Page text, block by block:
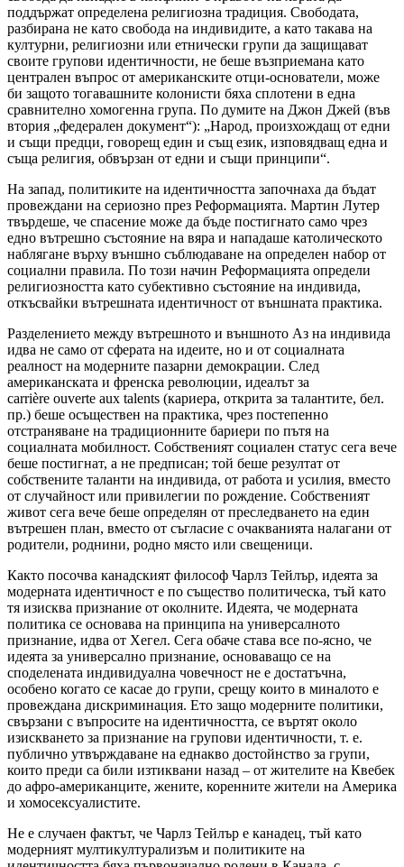
поддържат определена религиозна традиция. Свободата,
разбирана не като свобода на индивидите, а като такава на
културни, религиозни или етнически групи да защищават
своите групови идентичности, не беше възприемана като
централен въпрос от американските отци-основатели, може
би защото тогавашните колонисти бяха сплотени в една
сравнително хомогенна група. По думите на Джон Джей (във
втория „федерален документ“): „Народ, произхождащ от едни
и същи предци, говорещ един и същ език, изповядващ една и
съща религия, обвързан от едни и същи принципи“.
На запад, политиките на идентичността започнаха да бъдат
провеждани на сериозно през Реформацията. Мартин Лутер
твърдеше, че спасение може да бъде постигнато само чрез
едно вътрешно състояние на вяра и нападаше католическото
наблягане върху външно съблюдаване на определен набор от
социални правила. По този начин Реформацията определи
религиозността като субективно състояние на индивида,
откъсвайки вътрешната идентичност от външната практика.
Разделението между вътрешното и външното Аз на индивида
идва не само от сферата на идеите, но и от социалната
реалност на модерните пазарни демокрации. След
американската и френска революции, идеалът за
carrière ouverte aux talents (кариера, открита за талантите, бел.
пр.) беше осъществен на практика, чрез постепенно
отстраняване на традиционните бариери по пътя на
социалната мобилност. Собственият социален статус сега вече
беше постигнат, а не предписан; той беше резултат от
собствените таланти на индивида, от работа и усилия, вместо
от случайност или привилегии по рождение. Собственият
живот сега вече беше определян от преследването на един
вътрешен план, вместо от съгласие с очакванията налагани от
родители, роднини, родно място или свещеници.
Както посочва канадският философ Чарлз Тейлър, идеята за
модерната идентичност е по същество политическа, тъй като
тя изисква признание от околните. Идеята, че модерната
политика се основава на принципа на универсалното
признание, идва от Хегел. Сега обаче става все по-ясно, че
идеята за универсално признание, основаващо се на
споделената индивидуална човечност не е достатъчна,
особено когато се касае до групи, срещу които в миналото е
провеждана дискриминация. Ето защо модерните политики,
свързани с въпросите на идентичността, се въртят около
изискването за признание на групови идентичности, т. е.
публично утвърждаване на еднакво достойнство за групи,
които преди са били изтиквани назад – от жителите на Квебек
до афро-американците, жените, коренните жители на Америка
и хомосексуалистите.
Не е случаен фактът, че Чарлз Тейлър е канадец, тъй като
модерният мултикултурализъм и политиките на